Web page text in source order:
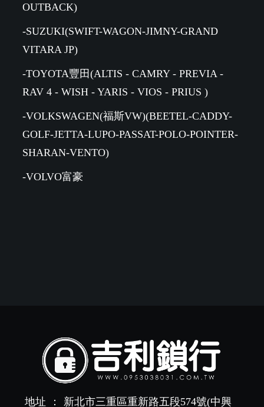
OUTBACK)
-SUZUKI(SWIFT-WAGON-JIMNY-GRAND
VITARA JP)
-TOYOTA豐田(ALTIS - CAMRY - PREVIA -
RAV 4 - WISH - YARIS - VIOS - PRIUS )
-VOLKSWAGEN(福斯VW)(BEETEL-CADDY-
GOLF-JETTA-LUPO-PASSAT-POLO-POINTER-
SHARAN-VENTO)
-VOLVO富豪
地址 ： 新北市三重區重新路五段574號(中興